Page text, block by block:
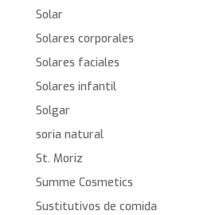
Solar
Solares corporales
Solares faciales
Solares infantil
Solgar
soria natural
St. Moriz
Summe Cosmetics
Sustitutivos de comida